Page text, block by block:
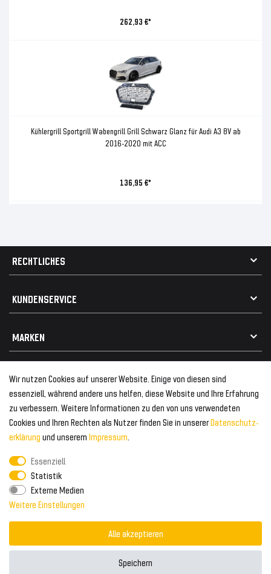
262,93 €*
Kühlergrill Sportgrill Wabengrill Grill Schwarz Glanz für Audi A3 8V ab
2016-2020 mit ACC
136,95 €*
Wir nutzen Cookies auf unserer Website. Einige von diesen sind
essenziell, während andere uns helfen, diese Website und Ihre Erfahrung
zu verbessern. Weitere Informationen zu den von uns verwendeten
Cookies und Ihren Rechten als Nutzer finden Sie in unsererDaten­schutz­
erklärung und unserem Impressum.
Essenziell
Statistik
Externe Medien
Weitere Einstellungen
Alle akzeptieren
Speichern
RECHTLICHES
Widerrufsrecht
Vertrag widerrufen
KUNDENSERVICE
Geschenkkarte einlösen
MARKEN
Geeignet für VW
Geeignet für BMW
Geeignet für Mercedes
Geeignet für Audi
BEWERTUNGEN
Mehr als 750.000 zufriedene Kunden
BELIEBTE KATEGORIEN
Frontspoiler
Heckspoiler
Kabelbäume
Kühlergrill
Rückleuchten
Tuning Fanatics
ZAHLUNG & VERSAND
Zahlungsanbieter
WELTWEITER VERSAND